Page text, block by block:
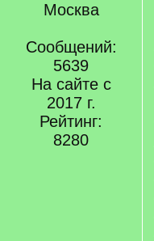
Москва
Сообщений:
5639
На сайте с
2017 г.
Рейтинг:
8280